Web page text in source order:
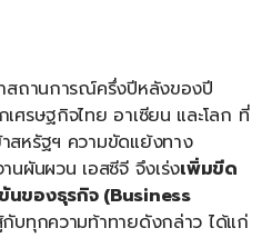
สถานการณ์ครึ่งปีหลังของปี
ศรษฐกิจไทย อาเซียน และโลก ที่
สหรัฐฯ ความขัดแย้งทาง
นผันผวน เอสซีจี จึงเร่งเพิ่มขีด
นของธุรกิจ(Business
บทุกความท้าทายดังกล่าว ได้แก่